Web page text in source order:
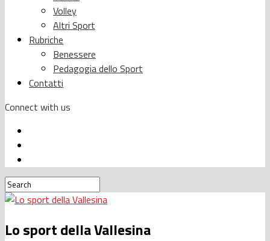
Volley
Altri Sport
Rubriche
Benessere
Pedagogia dello Sport
Contatti
Connect with us
Lo sport della Vallesina